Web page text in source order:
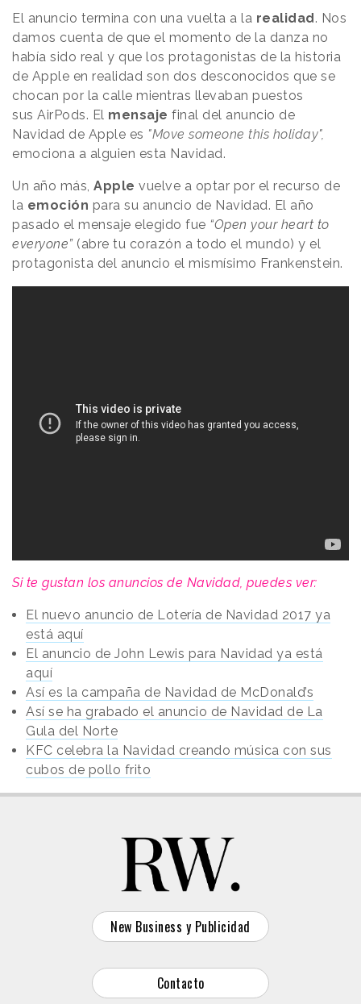
El anuncio termina con una vuelta a la realidad . Nos
damos cuenta de que el momento de la danza no
había sido real y que los protagonistas de la historia
de Apple en realidad son dos desconocidos que se
chocan por la calle mientras llevaban puestos
sus AirPods. El mensaje final del anuncio de
Navidad de Apple es "Move someone this holiday",
emociona a alguien esta Navidad.
Un año más, Apple vuelve a optar por el recurso de
la emoción para su anuncio de Navidad. El año
pasado el mensaje elegido fue “Open your heart to
everyone” (abre tu corazón a todo el mundo) y el
protagonista del anuncio el mismísimo Frankenstein.
Si te gustan los anuncios de Navidad, puedes ver:
El nuevo anuncio de Lotería de Navidad 2017 ya
está aquí
El anuncio de John Lewis para Navidad ya está
aquí
Así es la campaña de Navidad de McDonald’s
Así se ha grabado el anuncio de Navidad de La
Gula del Norte
KFC celebra la Navidad creando música con sus
cubos de pollo frito
New Business y Publicidad
Contacto